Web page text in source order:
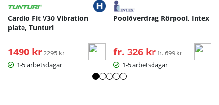
Cardio Fit V30 Vibration
plate, Tunturi
1490 kr Ordinarie pris:
2295 kr
1-5 arbetsdagar
Poolöverdrag Rörpool, Intex
fr. 326 kr Ordinarie pris:
fr. 699 kr
1-5 arbetsdagar